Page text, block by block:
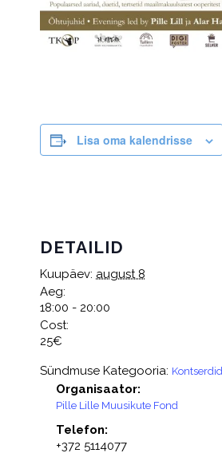
Lisa oma kalendrisse
DETAILID
Kuupäev: august 8
Aeg:
18:00 - 20:00
Cost:
25€
Sündmuse Kategooria: Kontserdid
Organisaator:
Pille Lille Muusikute Fond
Telefon:
+372 5114077